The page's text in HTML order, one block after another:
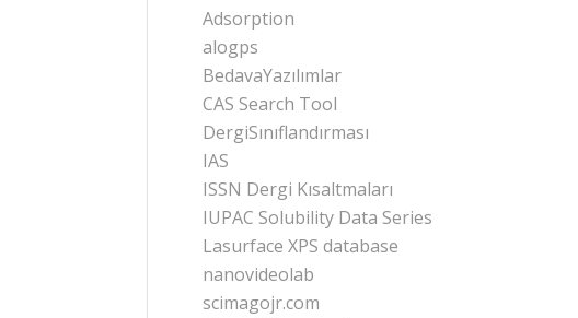
Adsorption
alogps
BedavaYazılımlar
CAS Search Tool
DergiSınıflandırması
IAS
ISSN Dergi Kısaltmaları
IUPAC Solubility Data Series
Lasurface XPS database
nanovideolab
scimagojr.com